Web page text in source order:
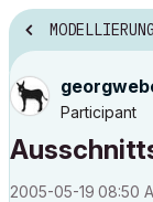
MODELLIERUNG
Participant
‎2005-05-19 08:50